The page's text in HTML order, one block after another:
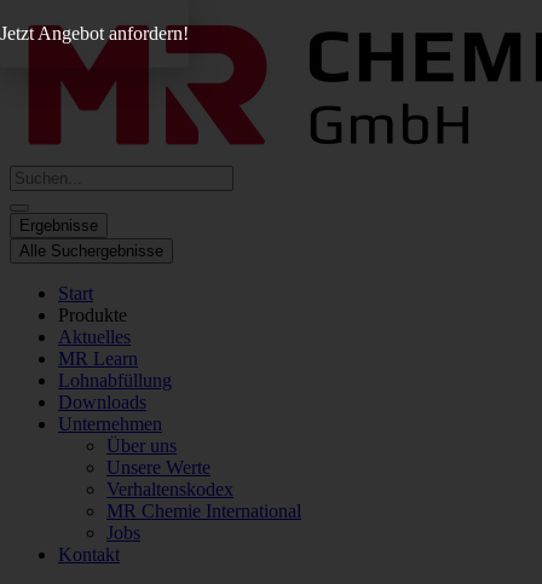
Inhalt
Search
...
Ergebnisse
Alle Suchergebnisse
Start
Produkte
Aktuelles
MR Learn
Lohnabfüllung
Downloads
Unternehmen
Über uns
Unsere Werte
Verhaltenskodex
MR Chemie International
Jobs
Kontakt
Jetzt Angebot anfordern!